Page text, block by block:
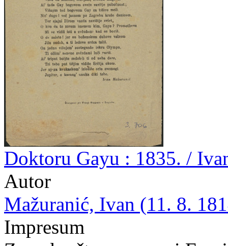
Doktoru Gayu : 1835. /
Autor
Mažuranić, Ivan (11. 8.
Impresum